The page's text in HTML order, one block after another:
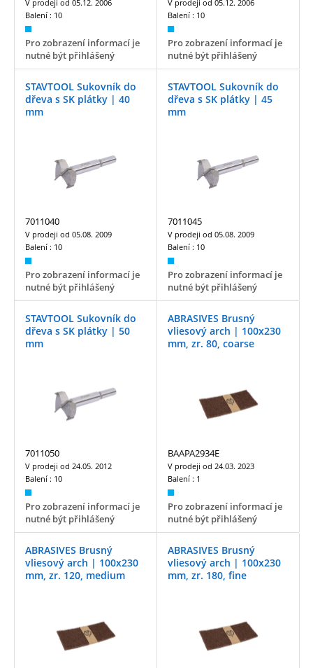
V prodeji od 05.12. 2006
Balení : 10
Pro zobrazení informací je
nutné být přihlášený
V prodeji od 05.12. 2006
Balení : 10
Pro zobrazení informací je
nutné být přihlášený
STAVTOOL Sukovník do
dřeva s SK plátky | 40
mm
7011040
V prodeji od 05.08. 2009
Balení : 10
Pro zobrazení informací je
nutné být přihlášený
STAVTOOL Sukovník do
dřeva s SK plátky | 45
mm
7011045
V prodeji od 05.08. 2009
Balení : 10
Pro zobrazení informací je
nutné být přihlášený
STAVTOOL Sukovník do
dřeva s SK plátky | 50
mm
7011050
V prodeji od 24.05. 2012
Balení : 10
Pro zobrazení informací je
nutné být přihlášený
ABRASIVES Brusný
vliesový arch | 100x230
mm, zr. 80, coarse
BAAPA2934E
V prodeji od 24.03. 2023
Balení : 1
Pro zobrazení informací je
nutné být přihlášený
ABRASIVES Brusný
vliesový arch | 100x230
mm, zr. 120, medium
ABRASIVES Brusný
vliesový arch | 100x230
mm, zr. 180, fine